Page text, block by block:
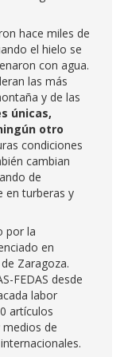
hace miles de
el hielo se
con agua.
las más
y de las
únicas,
otro
condiciones
cambian
de
en turberas y
por la
en
Zaragoza.
FEDAS desde
labor
artículos
medios de